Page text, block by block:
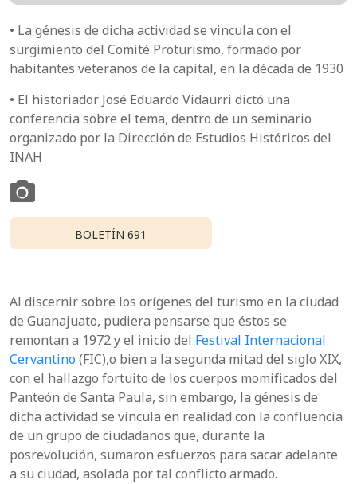
• La génesis de dicha actividad se vincula con el
surgimiento del Comité Proturismo, formado por
habitantes veteranos de la capital, en la década de 1930
• El historiador José Eduardo Vidaurri dictó una
conferencia sobre el tema, dentro de un seminario
organizado por la Dirección de Estudios Históricos del
INAH
BOLETÍN 691
Al discernir sobre los orígenes del turismo en la ciudad
de Guanajuato, pudiera pensarse que éstos se
remontan a 1972 y el inicio del Festival Internacional
Cervantino(FIC),o bien a la segunda mitad del siglo XIX,
con el hallazgo fortuito de los cuerpos momificados del
Panteón de Santa Paula, sin embargo, la génesis de
dicha actividad se vincula en realidad con la confluencia
de un grupo de ciudadanos que, durante la
posrevolución, sumaron esfuerzos para sacar adelante
a su ciudad, asolada por tal conflicto armado.